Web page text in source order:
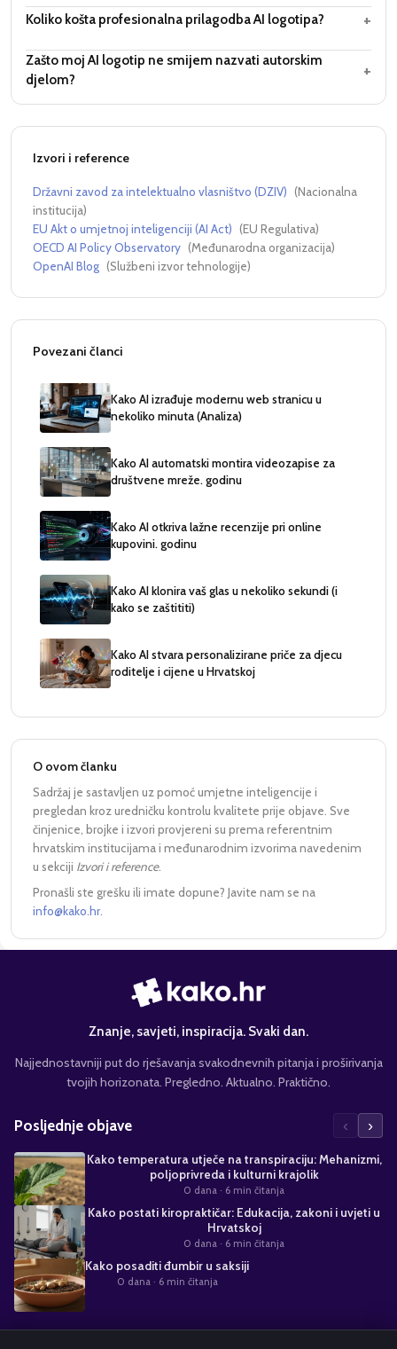
Koliko košta profesionalna prilagodba AI logotipa? +
Zašto moj AI logotip ne smijem nazvati autorskim
djelom?
+
Izvori i reference
Državni zavod za intelektualno vlasništvo (DZIV) (Nacionalna
institucija)
EU Akt o umjetnoj inteligenciji (AI Act) (EU Regulativa)
OECD AI Policy Observatory (Međunarodna organizacija)
OpenAI Blog (Službeni izvor tehnologije)
Povezani članci
Kako AI izrađuje modernu web stranicu u
nekoliko minuta (Analiza)
Kako AI automatski montira videozapise za
društvene mreže. godinu
Kako AI otkriva lažne recenzije pri online
kupovini. godinu
Kako AI klonira vaš glas u nekoliko sekundi (i
kako se zaštititi)
Kako AI stvara personalizirane priče za djecu
roditelje i cijene u Hrvatskoj
O ovom članku
Sadržaj je sastavljen uz pomoć umjetne inteligencije i
pregledan kroz uredničku kontrolu kvalitete prije objave. Sve
činjenice, brojke i izvori provjereni su prema referentnim
hrvatskim institucijama i međunarodnim izvorima navedenim
u sekciji Izvori i reference.
Pronašli ste grešku ili imate dopune? Javite nam se na
info@kako.hr.
Znanje, savjeti, inspiracija. Svaki dan.
Najjednostavniji put do rješavanja svakodnevnih pitanja i proširivanja
tvojih horizonata. Pregledno. Aktualno. Praktično.
Posljednje objave ‹ ›
Kako temperatura utječe na transpiraciju: Mehanizmi,
poljoprivreda i kulturni krajolik
0 dana · 6 min čitanja
Kako postati kiropraktičar: Edukacija, zakoni i uvjeti u
Hrvatskoj
0 dana · 6 min čitanja
Kako posaditi đumbir u saksiji
0 dana· 6 min čitanja